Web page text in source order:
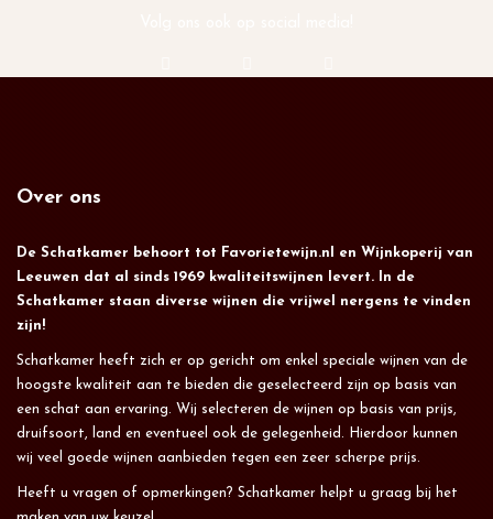
Over ons
De Schatkamer behoort tot Favorietewijn.nl en Wijnkoperij van
Leeuwen dat al sinds 1969 kwaliteitswijnen levert. In de
Schatkamer staan diverse wijnen die vrijwel nergens te vinden
zijn!
Schatkamer heeft zich er op gericht om enkel speciale wijnen van de
hoogste kwaliteit aan te bieden die geselecteerd zijn op basis van
een schat aan ervaring. Wij selecteren de wijnen op basis van prijs,
druifsoort, land en eventueel ook de gelegenheid. Hierdoor kunnen
wij veel goede wijnen aanbieden tegen een zeer scherpe prijs.
Heeft u vragen of opmerkingen? Schatkamer helpt u graag bij het